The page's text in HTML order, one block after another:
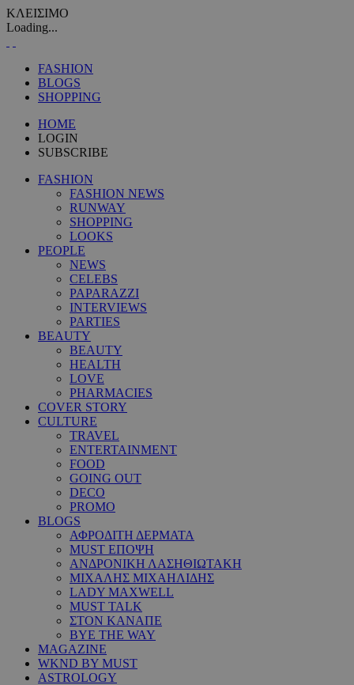
ΚΛΕΙΣΙΜΟ
Loading...
FASHION
BLOGS
SHOPPING
HOME
LOGIN
SUBSCRIBE
FASHION
FASHION NEWS
RUNWAY
SHOPPING
LOOKS
PEOPLE
NEWS
CELEBS
PAPARAZZI
INTERVIEWS
PARTIES
BEAUTY
BEAUTY
HEALTH
LOVE
PHARMACIES
COVER STORY
CULTURE
TRAVEL
ENTERTAINMENT
FOOD
GOING OUT
DECO
PROMO
BLOGS
ΑΦΡΟΔΙΤΗ ΔΕΡΜΑΤΑ
MUST ΕΠΟΨΗ
ΑΝΔΡΟΝΙΚΗ ΛΑΣΗΘΙΩΤΑΚΗ
ΜΙΧΑΛΗΣ ΜΙΧΑΗΛΙΔΗΣ
LADY MAXWELL
MUST TALK
ΣΤΟΝ ΚΑΝΑΠΕ
BYE THE WAY
MAGAZINE
WKND BY MUST
ASTROLOGY